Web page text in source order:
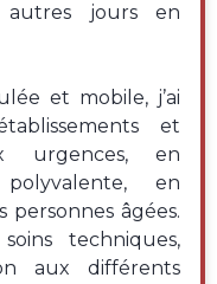
jours en
et mobile, j’ai
et
urgences, en
en
personnes âgées.
techniques,
aux différents